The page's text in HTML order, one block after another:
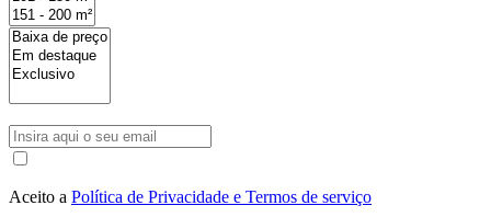
Aceito a Política de Privacidade e Termos de serviço